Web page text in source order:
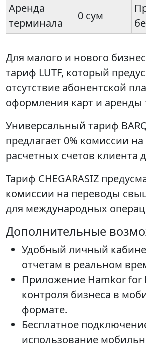
Аренда
терминала
0 сум
Для малого и нового
тариф LUTF, который
отсутствие абонентской
оформления карт и аренды
Универсальный тариф
предлагает 0% комиссии
расчетных счетов клиента
Тариф CHEGARASIZ
комиссии на переводы
для международных
Дополнительные
Удобный личный
отчетам в реальном
Приложение Hamkor for
контроля бизнеса в
формате.
Бесплатное
использование